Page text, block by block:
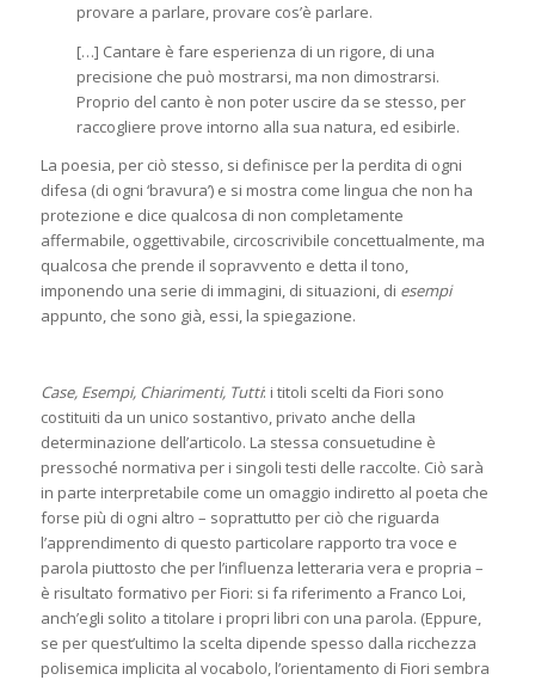
provare a parlare, provare cos’è parlare.
[…] Cantare è fare esperienza di un rigore, di una
precisione che può mostrarsi, ma non dimostrarsi.
Proprio del canto è non poter uscire da se stesso, per
raccogliere prove intorno alla sua natura, ed esibirle.
La poesia, per ciò stesso, si definisce per la perdita di ogni
difesa (di ogni ‘bravura’) e si mostra come lingua che non ha
protezione e dice qualcosa di non completamente
affermabile, oggettivabile, circoscrivibile concettualmente, ma
qualcosa che prende il sopravvento e detta il tono,
imponendo una serie di immagini, di situazioni, di esempi
appunto, che sono già, essi, la spiegazione.
Case, Esempi, Chiarimenti, Tutti: i titoli scelti da Fiori sono
costituiti da un unico sostantivo, privato anche della
determinazione dell’articolo. La stessa consuetudine è
pressoché normativa per i singoli testi delle raccolte. Ciò sarà
in parte interpretabile come un omaggio indiretto al poeta che
forse più di ogni altro – soprattutto per ciò che riguarda
l’apprendimento di questo particolare rapporto tra voce e
parola piuttosto che per l’influenza letteraria vera e propria –
è risultato formativo per Fiori: si fa riferimento a Franco Loi,
anch’egli solito a titolare i propri libri con una parola. (Eppure,
se per quest’ultimo la scelta dipende spesso dalla ricchezza
polisemica implicita al vocabolo, l’orientamento di Fiori sembra